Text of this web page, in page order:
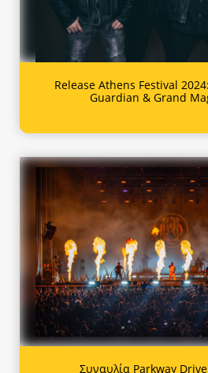
Release Athens Festival
Guardian & Grand
Συναυλία Parkway